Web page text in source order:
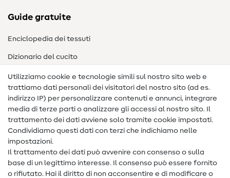
Guide gratuite
Enciclopedia dei tessuti
Dizionario del cucito
Nähanleitungen
Assistenza e contatto
Contatto
Informazioni sul nuovo proprietario
FAQ
Diritto di recesso
Utilizziamo cookie e tecnologie simili sul nostro sito web e
trattiamo dati personali dei visitatori del nostro sito (ad es.
indirizzo IP) per personalizzare contenuti e annunci, integrare
media di terze parti o analizzare gli accessi al nostro sito. Il
trattamento dei dati avviene solo tramite cookie impostati.
Condividiamo questi dati con terzi che indichiamo nelle
impostazioni.
Il trattamento dei dati può avvenire con consenso o sulla
base di un legittimo interesse. Il consenso può essere fornito
o rifiutato. Hai il diritto di non acconsentire e di modificare o